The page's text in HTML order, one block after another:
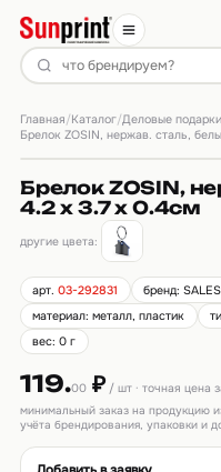
Главная/Каталог/Деловые подарки
Брелок ZOSIN, нержав. сталь,
Брелок ZOSIN,
4.2 х 3.7 х 0.4см
другие цвета:
арт.03-292831 бренд:
материал: металл, пластик
вес: 0 г
119.00₽/ шт · точная цена
минимальный заказ на продукцию
учёта брендирования, упаковки и